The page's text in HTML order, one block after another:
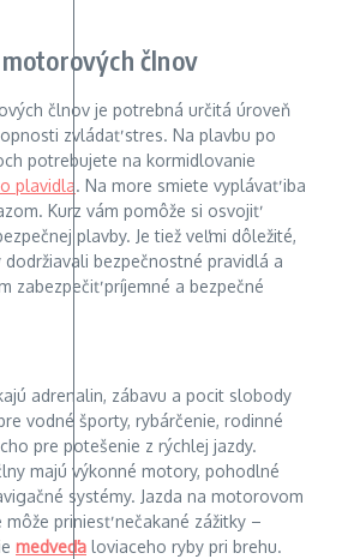
člnov
člnov je potrebná určitá úroveň
zvládať stres. Na plavbu po
potrebujete na kormidlovanie
plavidla. Na more smiete vyplávať iba
Kurz vám pomôže si osvojiť
plavby. Je tiež veľmi dôležité,
bezpečnostné pravidlá a
zabezpečiť príjemné a bezpečné
adrenalin, zábavu a pocit slobody
vodné športy, rybárčenie, rodinné
pre potešenie z rýchlej jazdy.
majú výkonné motory, pohodlné
systémy. Jazda na motorovom
priniesť nečakané zážitky –
medveďa loviaceho ryby pri brehu.